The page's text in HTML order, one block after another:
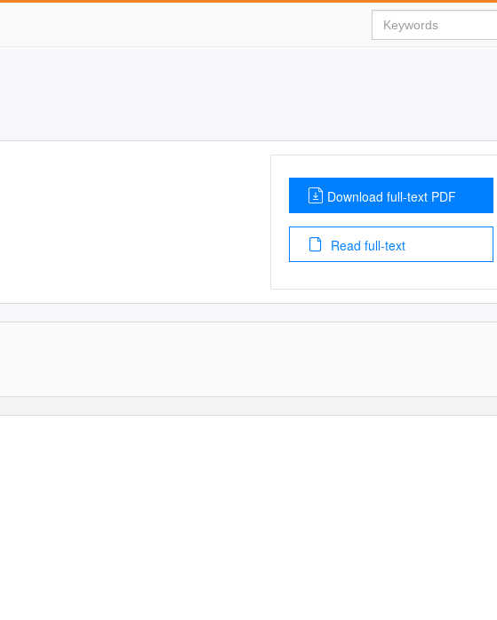
Download full-text PDF
Read full-text